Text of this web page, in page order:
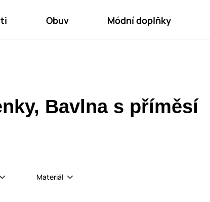
Obuv Módní doplňky
Bavlna s příměsí
Materiál